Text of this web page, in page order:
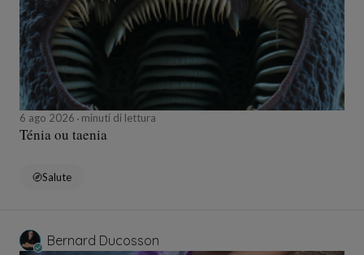
6 ago 2026 minuti di lettura
Ténia ou taenia
Salute
Bernard Ducosson